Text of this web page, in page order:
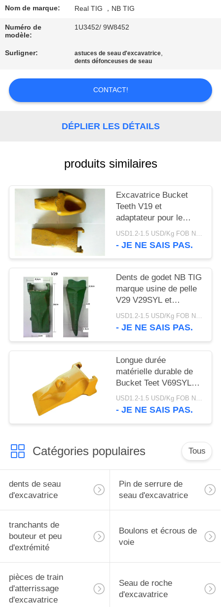
QUALITÉ
NOUS
DEMANDEZ
UNE
CITATION
SITE
PRIVACY
POLICY
Nom de marque: Real TIG ，NB TIG
Numéro de
modèle:
1U3452/ 9W8452
Surligner: astuces de seau d'excavatrice,
dents défonceuses de seau
CONTACT!
DÉPLIER LES DÉTAILS
produits similaires
Excavatrice Bucket
Teeth V19 et
adaptateur pour le
travail de forage d'huile
et de mer
USD1.2-1.5 USD/Kg FOB Ningbo MOQ:2 tonnes
- JE NE SAIS PAS.
Dents de godet NB TIG
marque usine de pelle
V29 V29SYL et
adaptateur, dents de
roche pour pelle
USD1.2-1.5 USD/Kg FOB Ningbo MOQ:2 tonnes
- JE NE SAIS PAS.
Longue durée
matérielle durable de
Bucket Teet V69SYL
d'excavatrice de l'usine
V69 de marque de
USD1.2-1.5 USD/Kg FOB Ningbo MOQ:2 tonnes
- JE NE SAIS PAS.
Catégories populaires Tous
dents de seau
d'excavatrice
Pin de serrure de
seau d'excavatrice
tranchants de
bouteur et peu
d'extrémité
Boulons et écrous de
voie
pièces de train
d'atterrissage
d'excavatrice
Seau de roche
d'excavatrice